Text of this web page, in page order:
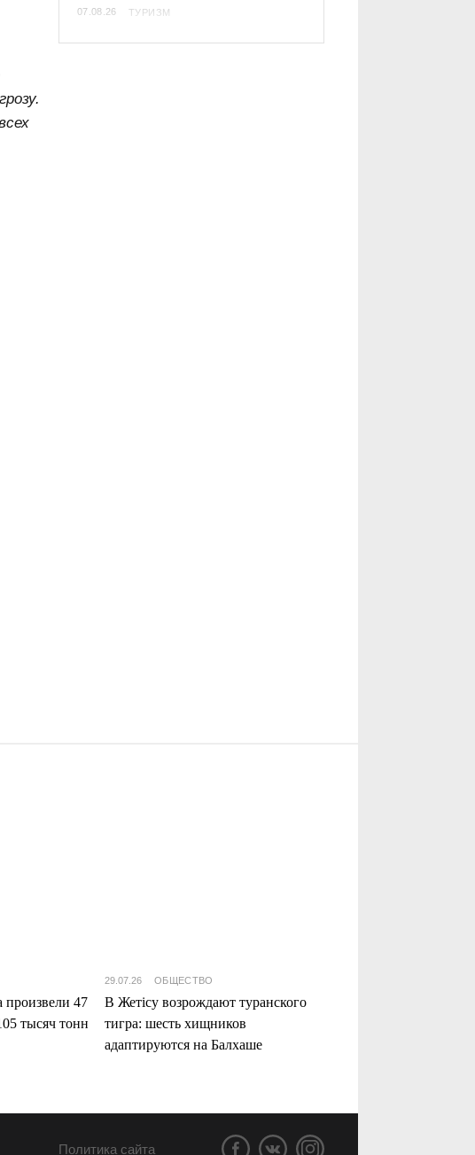
07.08.26 ТУРИЗМ
произвели 47
тысяч тонн
29.07.26 ОБЩЕСТВО
В Жетісу возрождают туранского
тигра: шесть хищников
адаптируются на Балхаше
Политика сайта